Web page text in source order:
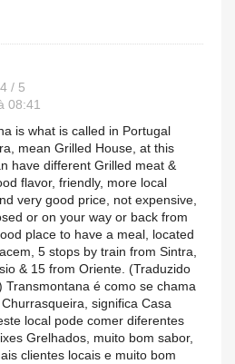
4 / 5
08:41
is what is called in Portugal
mean Grilled House, at this
have different Grilled meat &
flavor, friendly, more local
very good price, not expensive,
or on your way or back from
place to have a meal, located
5 stops by train from Sintra,
& 15 from Oriente. (Traduzido
Transmontana é como se chama
significa Casa
local pode comer diferentes
Grelhados, muito bom sabor,
clientes locais e muito bom